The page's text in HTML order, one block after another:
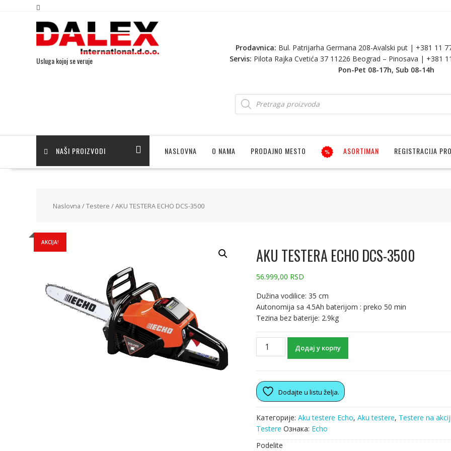
Usluga kojoj se veruje
Prodavnica: Bul. Patrijarha Germana 208-Avalski put | +381 11
Servis: Pilota Rajka Cvetića 37 11226 Beograd – Pinosava | +381
Pon-Pet 08-17h, Sub 08-14h
NAŠI PROIZVODI NASLOVNA O NAMA PRODAJNO MESTO ASORTIMAN REGISTRACIJA
Naslovna /Testere / AKU TESTERA ECHO DCS-3500
AKCIJA!
AKU TESTERA ECHO DCS-3500
56.999,00 RSD
Dužina vodilice: 35 cm
Autonomija sa 4.5Ah baterijom : preko 50 min
Tezina bez baterije: 2.9kg
Додај у корпу
Dodajte u listu želja.
Категорије: Aku testere Echo, Aku testere, Testere na
Testere Ознака: Echo
Podelite